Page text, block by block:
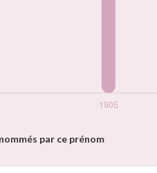
par ce prénom